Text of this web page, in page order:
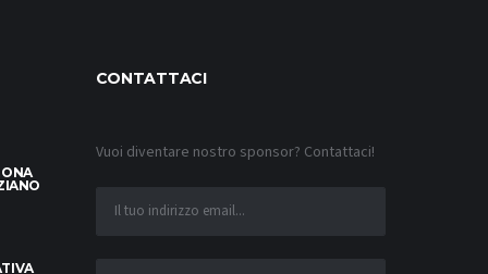
CONTATTACI
Vuoi diventare nostro sponsor? Contattaci!